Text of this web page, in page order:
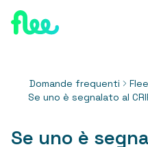
Domande frequenti
Se uno è segnalato al
Se uno è